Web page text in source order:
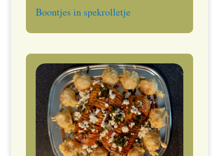
Boontjes in spekrolletje